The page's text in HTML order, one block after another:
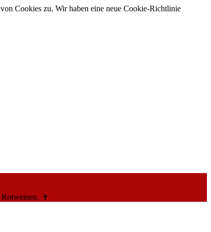
Cookies zu. Wir haben eine neue Cookie-Richtlinie
🍷